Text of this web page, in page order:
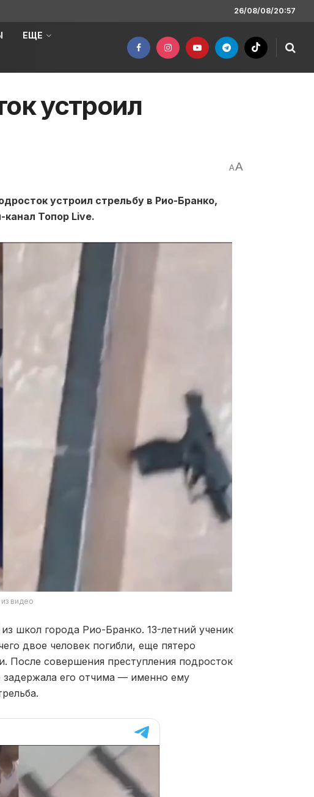
26/08/08/20:57
ЕЩЕ
устроил
AA
устроил стрельбу в Рио-Бранко,
Топор Live.
видео
школ города Рио-Бранко. 13-летний ученик
двое человек погибли, еще пятеро
После совершения преступления подросток
задержала его отчима — именно ему